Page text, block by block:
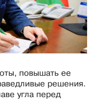
повышать ее
решения.
угла перед